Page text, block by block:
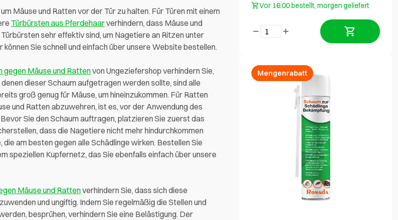
Mäuse und Ratten vor der Tür zu halten. Für Türen mit einem
Türbürsten aus Pferdehaarverhindern, dass Mäuse und
sehr effektiv sind, um Nagetiere an Ritzen unter
Sie schnell und einfach über unsere Website bestellen.
gegen Mäuse und Rattenvon Ungeziefershop verhindern Sie,
dieser Schaum aufgetragen werden sollte, sind alle
groß genug für Mäuse, um hineinzukommen. Für Ratten
und Ratten abzuwehren, ist es, vor der Anwendung des
Sie den Schaum auftragen, platzieren Sie zuerst das
dass die Nagetiere nicht mehr hindurchkommen
am besten gegen alle Schädlinge wirken. Bestellen Sie
speziellen Kupfernetz, das Sie ebenfalls einfach über unsere
Mäuse und Rattenverhindern Sie, dass sich diese
und ungiftig. Indem Sie regelmäßig die Stellen und
besprühen, verhindern Sie eine Belästigung. Der
Vor 16:00 bestellt, morgen geliefert
Mengenrabatt